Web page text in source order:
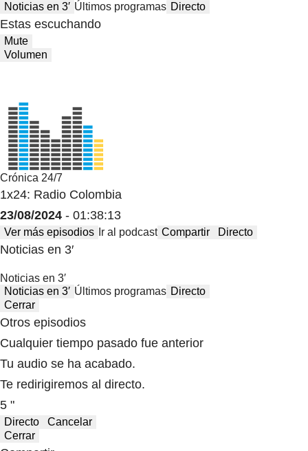
Noticias en 3′ Últimos programas Directo
Estas escuchando
Mute
Volumen
Crónica 24/7
1x24: Radio Colombia
23/08/2024 - 01:38:13
Ver más episodios Ir al podcast Compartir Directo
Noticias en 3′
Noticias en 3′
Noticias en 3′ Últimos programas Directo
Cerrar
Otros episodios
Cualquier tiempo pasado fue anterior
Tu audio se ha acabado.
Te redirigiremos al directo.
5 "
Directo
Cancelar
Cerrar